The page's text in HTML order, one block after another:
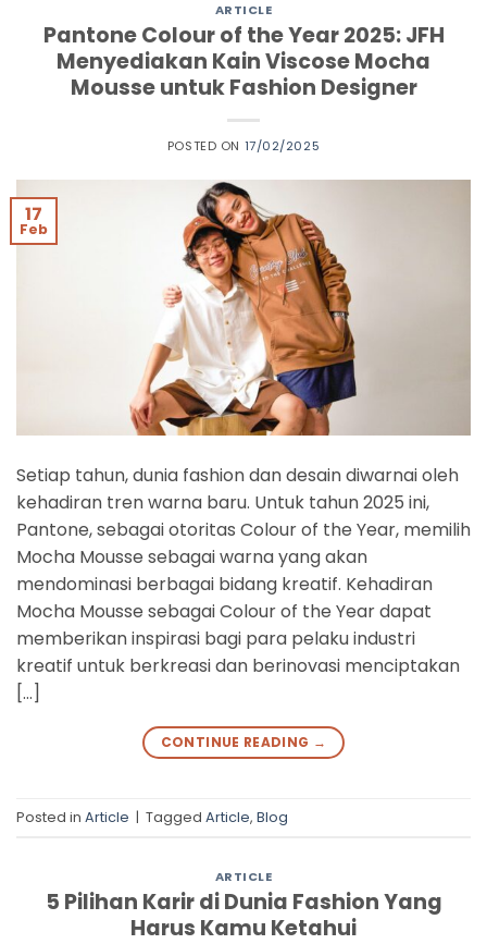
ARTICLE
Pantone Colour of the Year 2025: JFH
Menyediakan Kain Viscose Mocha
Mousse untuk Fashion Designer
POSTED ON 17/02/2025
17
Feb
Setiap tahun, dunia fashion dan desain diwarnai oleh
kehadiran tren warna baru. Untuk tahun 2025 ini,
Pantone, sebagai otoritas Colour of the Year, memilih
Mocha Mousse sebagai warna yang akan
mendominasi berbagai bidang kreatif. Kehadiran
Mocha Mousse sebagai Colour of the Year dapat
memberikan inspirasi bagi para pelaku industri
kreatif untuk berkreasi dan berinovasi menciptakan
[…]
CONTINUE READING →
Posted in Article | Tagged Article, Blog
ARTICLE
5 Pilihan Karir di Dunia Fashion Yang
Harus Kamu Ketahui